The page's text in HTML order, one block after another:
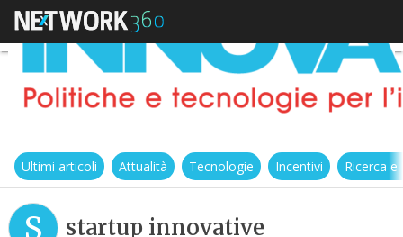
Ultimi articoli Attualità Tecnologie Incentivi Ricerca
S startup innovative